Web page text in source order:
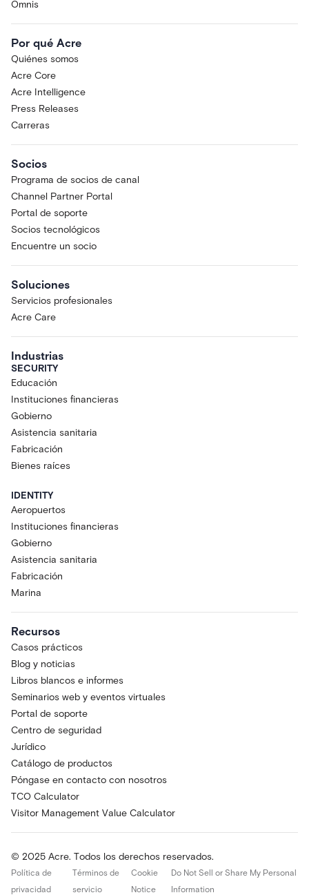
Omnis
Por qué Acre
Quiénes somos
Acre Core
Acre Intelligence
Press Releases
Carreras
Socios
Programa de socios de canal
Channel Partner Portal
Portal de soporte
Socios tecnológicos
Encuentre un socio
Soluciones
Servicios profesionales
Acre Care
Industrias
SECURITY
Educación
Instituciones financieras
Gobierno
Asistencia sanitaria
Fabricación
Bienes raíces
IDENTITY
Aeropuertos
Instituciones financieras
Gobierno
Asistencia sanitaria
Fabricación
Marina
Recursos
Casos prácticos
Blog y noticias
Libros blancos e informes
Seminarios web y eventos virtuales
Portal de soporte
Centro de seguridad
Jurídico
Catálogo de productos
Póngase en contacto con nosotros
TCO Calculator
Visitor Management Value Calculator
© 2025 Acre. Todos los derechos reservados.
Política de
privacidad
Términos de
servicio
Cookie
Notice
Do Not Sell or Share My Personal
Information